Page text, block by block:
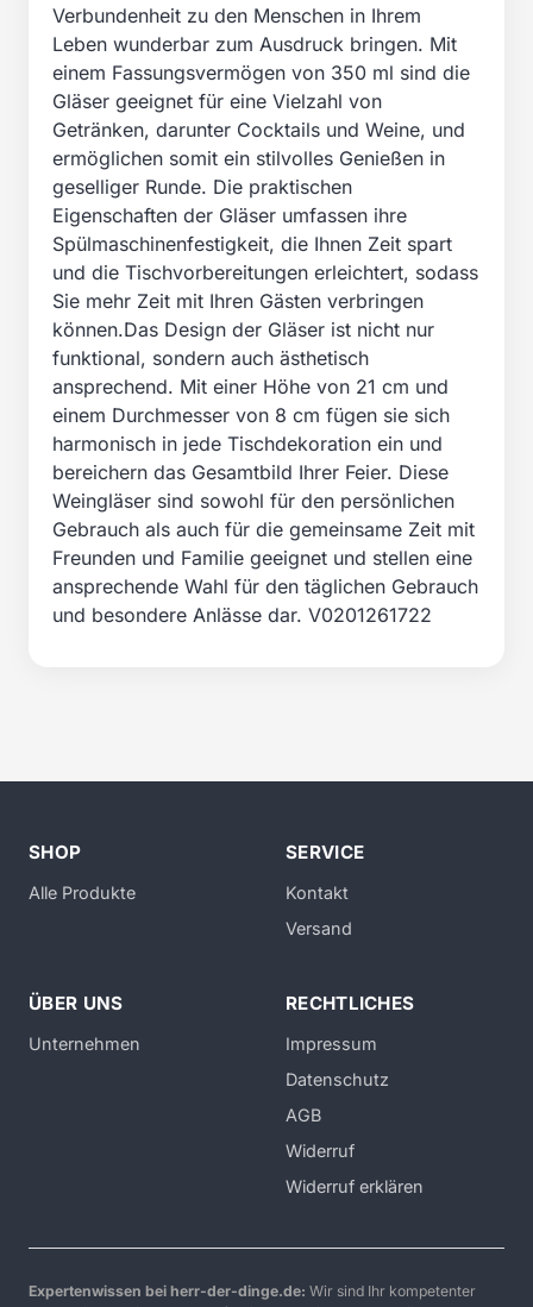
Verbundenheit zu den Menschen in Ihrem
Leben wunderbar zum Ausdruck bringen. Mit
einem Fassungsvermögen von 350 ml sind die
Gläser geeignet für eine Vielzahl von
Getränken, darunter Cocktails und Weine, und
ermöglichen somit ein stilvolles Genießen in
geselliger Runde. Die praktischen
Eigenschaften der Gläser umfassen ihre
Spülmaschinenfestigkeit, die Ihnen Zeit spart
und die Tischvorbereitungen erleichtert, sodass
Sie mehr Zeit mit Ihren Gästen verbringen
können.Das Design der Gläser ist nicht nur
funktional, sondern auch ästhetisch
ansprechend. Mit einer Höhe von 21 cm und
einem Durchmesser von 8 cm fügen sie sich
harmonisch in jede Tischdekoration ein und
bereichern das Gesamtbild Ihrer Feier. Diese
Weingläser sind sowohl für den persönlichen
Gebrauch als auch für die gemeinsame Zeit mit
Freunden und Familie geeignet und stellen eine
ansprechende Wahl für den täglichen Gebrauch
und besondere Anlässe dar. V0201261722
SHOP
Alle Produkte
SERVICE
Kontakt
Versand
ÜBER UNS
Unternehmen
RECHTLICHES
Impressum
Datenschutz
AGB
Widerruf
Widerruf erklären
Expertenwissen bei herr-der-dinge.de: Wir sind Ihr kompetenter